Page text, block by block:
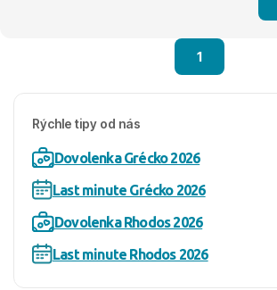
1
Rýchle tipy od nás
Dovolenka Grécko 2026
Last minute Grécko 2026
Dovolenka Rhodos 2026
Last minute Rhodos 2026